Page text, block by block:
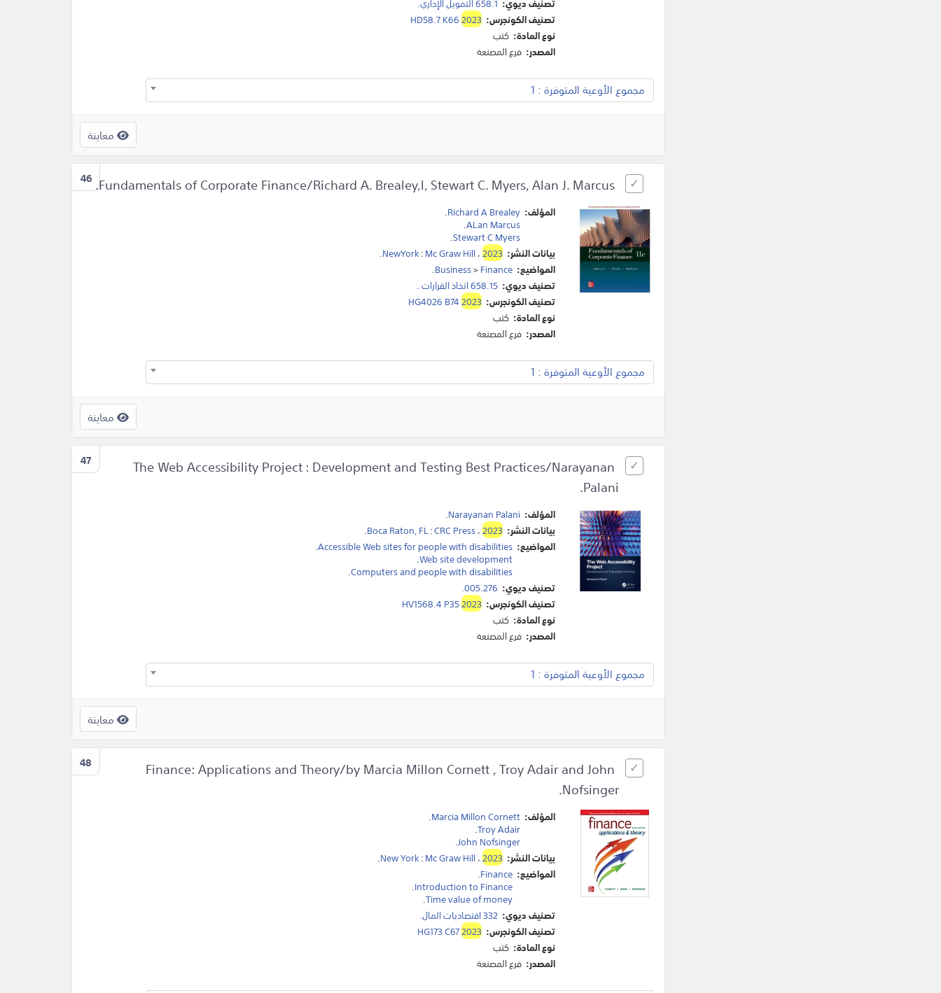
تصنيف الكونجرس:
HD58.7 K662023
نوع المادة: كتب
المصدر: فرع المصنعة
مجموع الأوعية المتوفرة : 1
معاينة
46 Fundamentals of Corporate Finance/Richard A. Brealey,l, Stewart C. Myers, Alan J. Marcus.
المؤلف: Richard A Brealey
.
ALan Marcus
.
Stewart C Myers
.
بيانات النشر:
NewYork:Mc Graw Hill،2023
.
المواضيع:
Business>Finance
.
تصنيف ديوي: 658.15 اتخاذ القرارات .
تصنيف الكونجرس:
HG4026 B742023
نوع المادة: كتب
المصدر: فرع المصنعة
مجموع الأوعية المتوفرة : 1
معاينة
47
The Web Accessibility Project : Development and Testing Best Practices/Narayanan
Palani.
المؤلف: Narayanan Palani
.
بيانات النشر:
Boca Raton, FL:CRC Press،2023
.
المواضيع: Accessible Web sites for people with disabilities
.
Web site development
.
Computers and people with disabilities
.
تصنيف ديوي: 005.276.
تصنيف الكونجرس:
HV1568.4 P352023
نوع المادة: كتب
المصدر: فرع المصنعة
مجموع الأوعية المتوفرة : 1
معاينة
48
Finance: Applications and Theory/by Marcia Millon Cornett , Troy Adair and John
Nofsinger.
المؤلف: Marcia Millon Cornett
.
Troy Adair
.
John Nofsinger
.
بيانات النشر:
New York:Mc Graw Hill،2023
.
المواضيع: Finance
.
Introduction to Finance
.
Time value of money
.
تصنيف ديوي: 332 اقتصاديات المال.
تصنيف الكونجرس:
HG173 C672023
نوع المادة: كتب
المصدر: فرع المصنعة